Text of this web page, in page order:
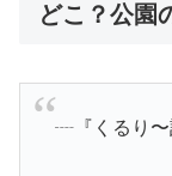
どこ？公園
┈『くるり